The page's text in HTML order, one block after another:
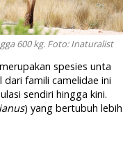
600 kg. Foto: Inaturalist
spesies unta
famili camelidae ini
sendiri hingga kini.
) yang bertubuh lebih